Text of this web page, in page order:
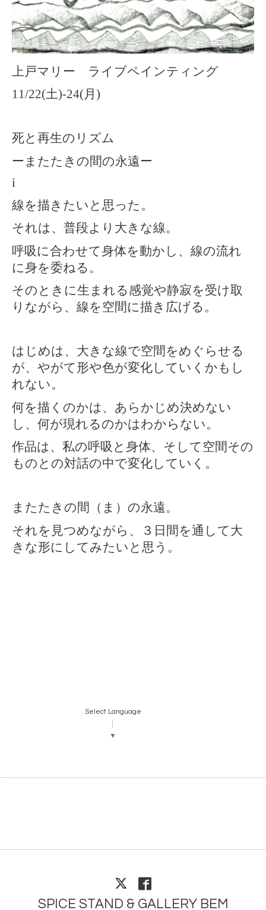
上戸マリー ライブペインティング
11/22(土)-24(月)
死と再生のリズム
ーまたたきの間の永遠ー
i
線を描きたいと思った。
それは、普段より大きな線。
呼吸に合わせて身体を動かし、線の流れ
に身を委ねる。
そのときに生まれる感覚や静寂を受け取
りながら、線を空間に描き広げる。
はじめは、大きな線で空間をめぐらせる
が、やがて形や色が変化していくかもし
れない。
何を描くのかは、あらかじめ決めない
し、何が現れるのかはわからない。
作品は、私の呼吸と身体、そして空間その
ものとの対話の中で変化していく。
またたきの間（ま）の永遠。
それを見つめながら、３日間を通して大
きな形にしてみたいと思う。
Select Language
▼
SPICE STAND & GALLERY BEM